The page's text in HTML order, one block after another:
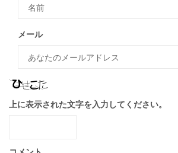
メール
上に表示された文字を入力してください。